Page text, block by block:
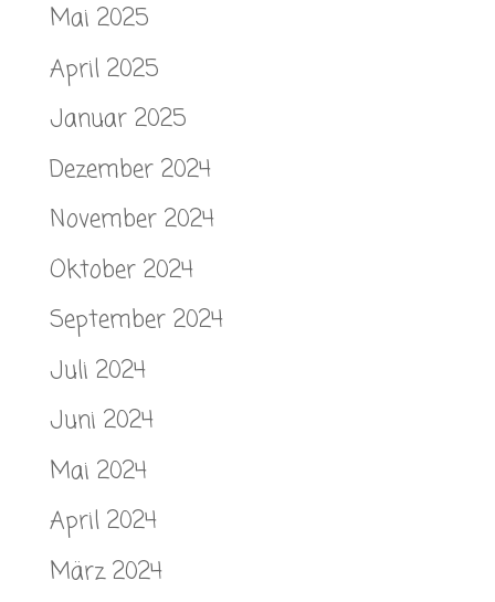
Mai 2025
April 2025
Januar 2025
Dezember 2024
November 2024
Oktober 2024
September 2024
Juli 2024
Juni 2024
Mai 2024
April 2024
März 2024